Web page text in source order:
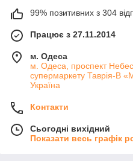
99% позитивних з 304
Працює з 27.11.2014
м. Одеса
м. Одеса, проспект
супермаркету Таврія-В
Україна
Контакти
Сьогодні вихідний
Показати весь графік